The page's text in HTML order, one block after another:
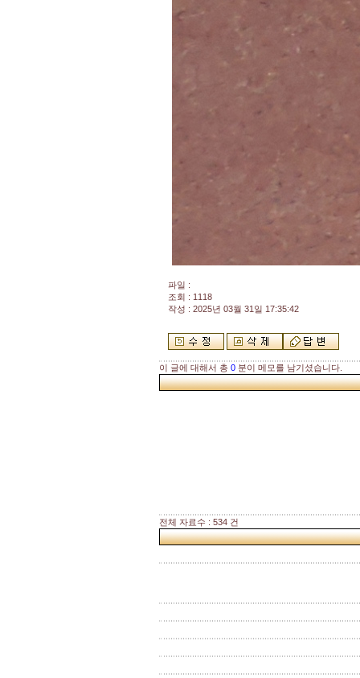
파일 :
조회 : 1118
작성 : 2025년 03월 31일 17:35:42
이 글에 대해서 총 0 분이 메모를 남기셨습니다.
전체 자료수 : 534 건